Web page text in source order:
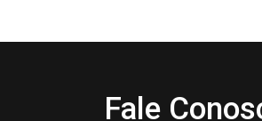
Fale